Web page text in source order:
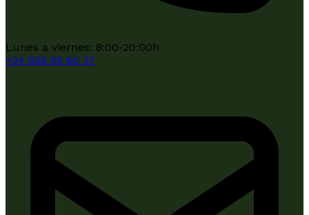
Lunes a viernes: 8:00-20:00h
+34 958 95 60 37